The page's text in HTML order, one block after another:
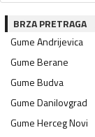
BRZA PRETRAGA
GumeAndrijevica
GumeBerane
GumeBudva
GumeDanilovgrad
GumeHerceg Novi